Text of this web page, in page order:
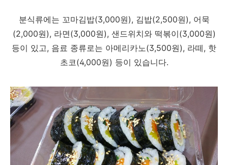
분식류에는 꼬마김밥(3,000원), 김밥(2,500원), 어묵
(2,000원), 라면(3,000원), 샌드위치와 떡볶이(3,000원)
등이 있고, 음료 종류로는 아메리카노(3,500원), 라떼, 핫
초코(4,000원) 등이 있습니다.